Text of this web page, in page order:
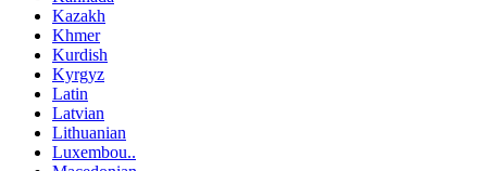
Kazakh
Khmer
Kurdish
Kyrgyz
Latin
Latvian
Lithuanian
Luxembou..